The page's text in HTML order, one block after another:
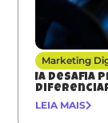
Marketing
IA desafia
LEIA MAIS